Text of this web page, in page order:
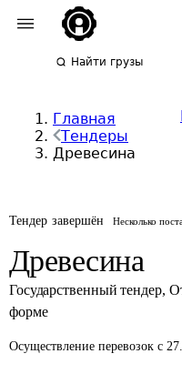
Найти грузы
Главная
Тендеры
Древесина
Тендер завершён Несколько
Древесина
Государственный тендер,
форме
Осуществление перевозок с